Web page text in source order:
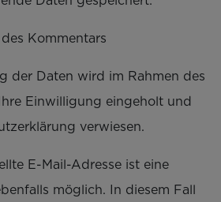
Kommentars
der Daten wird im Rahmen des
Einwilligung eingeholt und
verwiesen.
E-Mail-Adresse ist eine
möglich. In diesem Fall